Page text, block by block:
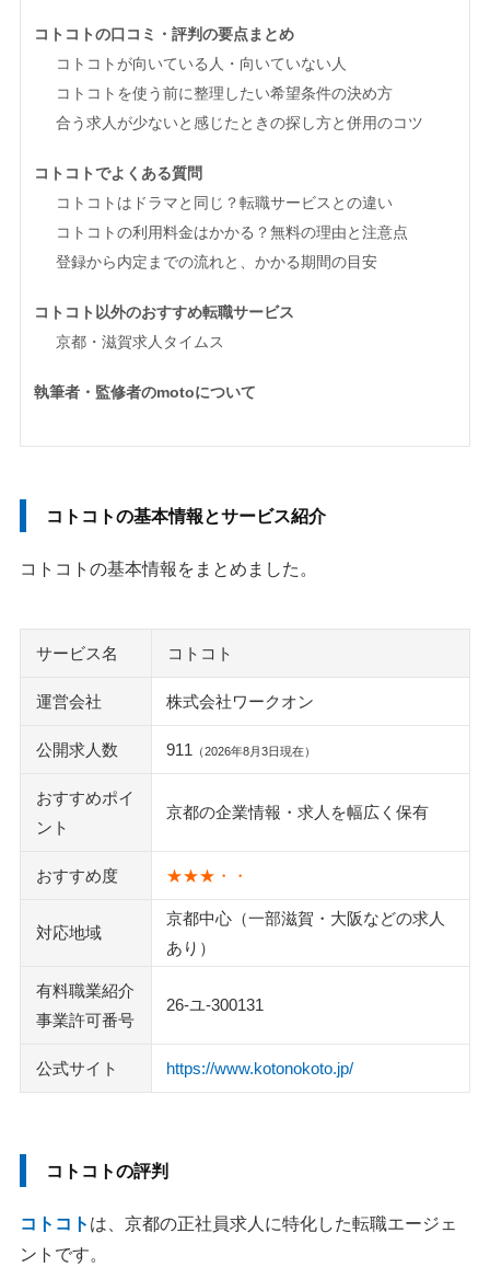
コトコトの口コミ・評判の要点まとめ
コトコトが向いている人・向いていない人
コトコトを使う前に整理したい希望条件の決め方
合う求人が少ないと感じたときの探し方と併用のコツ
コトコトでよくある質問
コトコトはドラマと同じ？転職サービスとの違い
コトコトの利用料金はかかる？無料の理由と注意点
登録から内定までの流れと、かかる期間の目安
コトコト以外のおすすめ転職サービス
京都・滋賀求人タイムス
執筆者・監修者のmotoについて
コトコトの基本情報とサービス紹介
コトコトの基本情報をまとめました。
サービス名 コトコト
運営会社 株式会社ワークオン
公開求人数 911 （2026年8月3日現在）
おすすめポイ
ント
京都の企業情報・求人を幅広く保有
おすすめ度 ★★★・・
対応地域
京都中心（一部滋賀・大阪などの求人
あり）
有料職業紹介
事業許可番号
26-ユ-300131
公式サイト https://www.kotonokoto.jp/
コトコトの評判
コトコト は、京都の正社員求人に特化した転職エージェ
ントです。